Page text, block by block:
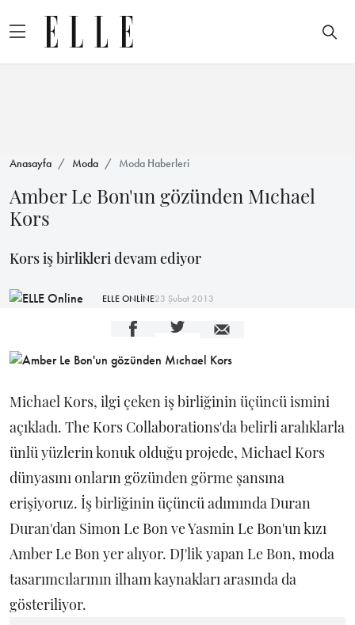
Anasayfa Moda Moda Haberleri
Amber Le Bon'un gözünden Mıchael
Kors
Kors iş birlikleri devam ediyor
ELLE ONLİNE23 Şubat 2013
Michael Kors, ilgi çeken iş birliğinin üçüncü ismini
açıkladı. The Kors Collaborations'da belirli aralıklarla
ünlü yüzlerin konuk olduğu projede, Michael Kors
dünyasını onların gözünden görme şansına
erişiyoruz. İş birliğinin üçüncü adımında Duran
Duran'dan Simon Le Bon ve Yasmin Le Bon'un kızı
Amber Le Bon yer alıyor. DJ'lik yapan Le Bon, moda
tasarımcılarının ilham kaynakları arasında da
gösteriliyor.